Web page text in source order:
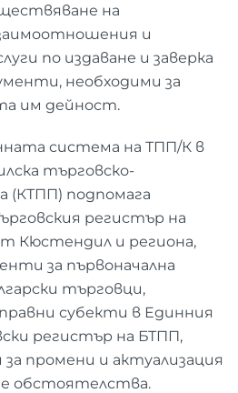
на
и
по издаване и заверка
необходими за
им дейност.
система на ТПП/К в
търговско-
(КТПП) подпомага
регистър на
Кюстендил и региона,
за първоначална
търговци,
субекти в Единния
регистър на БТПП,
промени и актуализация
обстоятелства.